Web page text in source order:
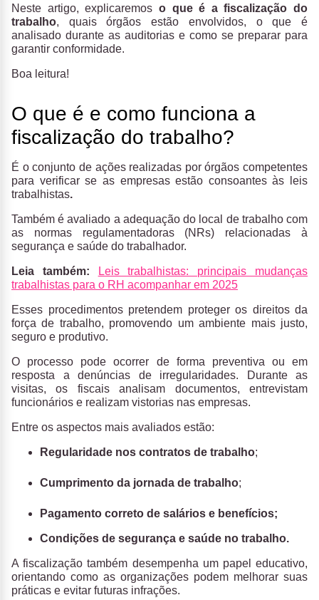
Neste artigo, explicaremos o que é a fiscalização do
trabalho, quais órgãos estão envolvidos, o que é
analisado durante as auditorias e como se preparar para
garantir conformidade.
Boa leitura!
O que é e como funciona a
fiscalização do trabalho?
É o conjunto de ações realizadas por órgãos competentes
para verificar se as empresas estão consoantes às leis
trabalhistas.
Também é avaliado a adequação do local de trabalho com
as normas regulamentadoras (NRs) relacionadas à
segurança e saúde do trabalhador.
Leia também:
Leis trabalhistas: principais mudanças
trabalhistas para o RH acompanhar em 2025
Esses procedimentos pretendem proteger os direitos da
força de trabalho, promovendo um ambiente mais justo,
seguro e produtivo.
O processo pode ocorrer de forma preventiva ou em
resposta a denúncias de irregularidades. Durante as
visitas, os fiscais analisam documentos, entrevistam
funcionários e realizam vistorias nas empresas.
Entre os aspectos mais avaliados estão:
Regularidade nos contratos de trabalho;
Cumprimento da jornada de trabalho;
Pagamento correto de salários e benefícios;
Condições de segurança e saúde no trabalho.
A fiscalização também desempenha um papel educativo,
orientando como as organizações podem melhorar suas
práticas e evitar futuras infrações.